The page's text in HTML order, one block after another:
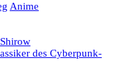
Anime
des Cyberpunk-